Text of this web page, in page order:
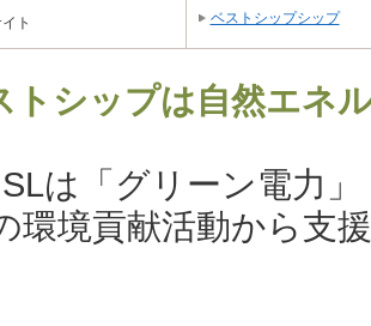
ト ベストシップシップ
トシップは自然エネ
は「グリーン電力
環境貢献活動から支